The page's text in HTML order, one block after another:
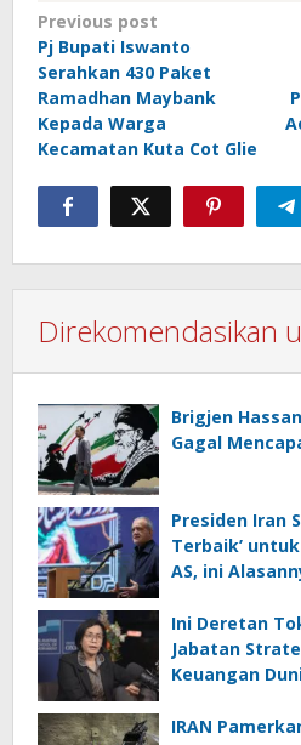
Post
navigation
Previous post
Pj Bupati Iswanto
Serahkan 430 Paket
Ramadhan Maybank
Kepada Warga
Kecamatan Kuta Cot Glie
Direkomendasikan
Brigjen
Gagal
Presiden Iran
Terbaik’
AS, ini
Ini Deretan
Jabatan
Keuangan
IRAN